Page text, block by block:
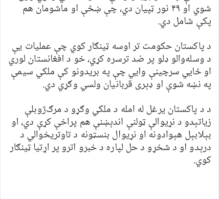
شوي او ۴۹ نور ټپیان دي، چې ښځې او ماشومان هم
پکې شامل دي.
د پاکستان حکومت تر اوسه ټینګار کوي چې عملیات یې
د وسله‌والو ډلو پر ضد ترسره کړي، خو د افغانستان لوري
او ځايي سرچینې وایي چې په بریدونو کې ملکي سیمې
په نښه شوې او ډېری قربانیان ولسي وګړي دي.
د د پاکستان یرغل له امله د ملکي وګړو د مرګ‌ژوبلې
زیاتېدو د نړیوالې ټولنې اندېښنې هم پراخې کړې دي، او
بېلابېل هېوادونه او نړیوال بنسټونه د تاوتریخوالي د
درېدو او د شخړو د حل لپاره د خبرو اترو پر اړتیا ټینګار
کوي.